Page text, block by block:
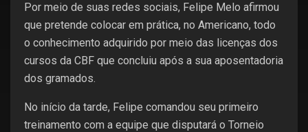
Por meio de suas redes sociais, Felipe Melo afirmou
que pretende colocar em prática, no Americano, todo
o conhecimento adquirido por meio das licenças dos
cursos da CBF que concluiu após a sua aposentadoria
dos gramados.
No início da tarde, Felipe comandou seu primeiro
treinamento com a equipe que disputará o Torneio